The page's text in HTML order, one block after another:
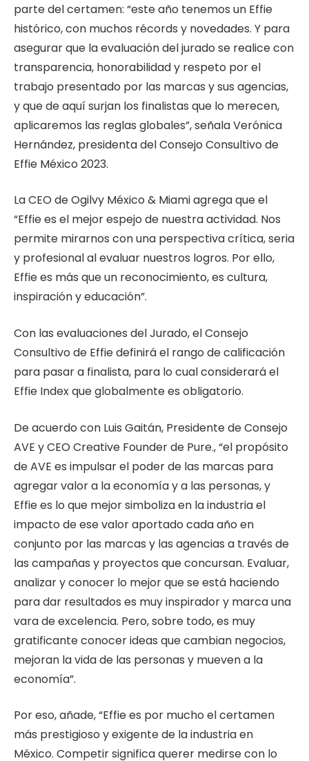
parte del certamen: “este año tenemos un Effie
histórico, con muchos récords y novedades. Y para
asegurar que la evaluación del jurado se realice con
transparencia, honorabilidad y respeto por el
trabajo presentado por las marcas y sus agencias,
y que de aquí surjan los finalistas que lo merecen,
aplicaremos las reglas globales”, señala Verónica
Hernández, presidenta del Consejo Consultivo de
Effie México 2023.
La CEO de Ogilvy México & Miami agrega que el
“Effie es el mejor espejo de nuestra actividad. Nos
permite mirarnos con una perspectiva crítica, seria
y profesional al evaluar nuestros logros. Por ello,
Effie es más que un reconocimiento, es cultura,
inspiración y educación”.
Con las evaluaciones del Jurado, el Consejo
Consultivo de Effie definirá el rango de calificación
para pasar a finalista, para lo cual considerará el
Effie Index que globalmente es obligatorio.
De acuerdo con Luis Gaitán, Presidente de Consejo
AVE y CEO Creative Founder de Pure., “el propósito
de AVE es impulsar el poder de las marcas para
agregar valor a la economía y a las personas, y
Effie es lo que mejor simboliza en la industria el
impacto de ese valor aportado cada año en
conjunto por las marcas y las agencias a través de
las campañas y proyectos que concursan. Evaluar,
analizar y conocer lo mejor que se está haciendo
para dar resultados es muy inspirador y marca una
vara de excelencia. Pero, sobre todo, es muy
gratificante conocer ideas que cambian negocios,
mejoran la vida de las personas y mueven a la
economía”.
Por eso, añade, “Effie es por mucho el certamen
más prestigioso y exigente de la industria en
México. Competir significa querer medirse con lo